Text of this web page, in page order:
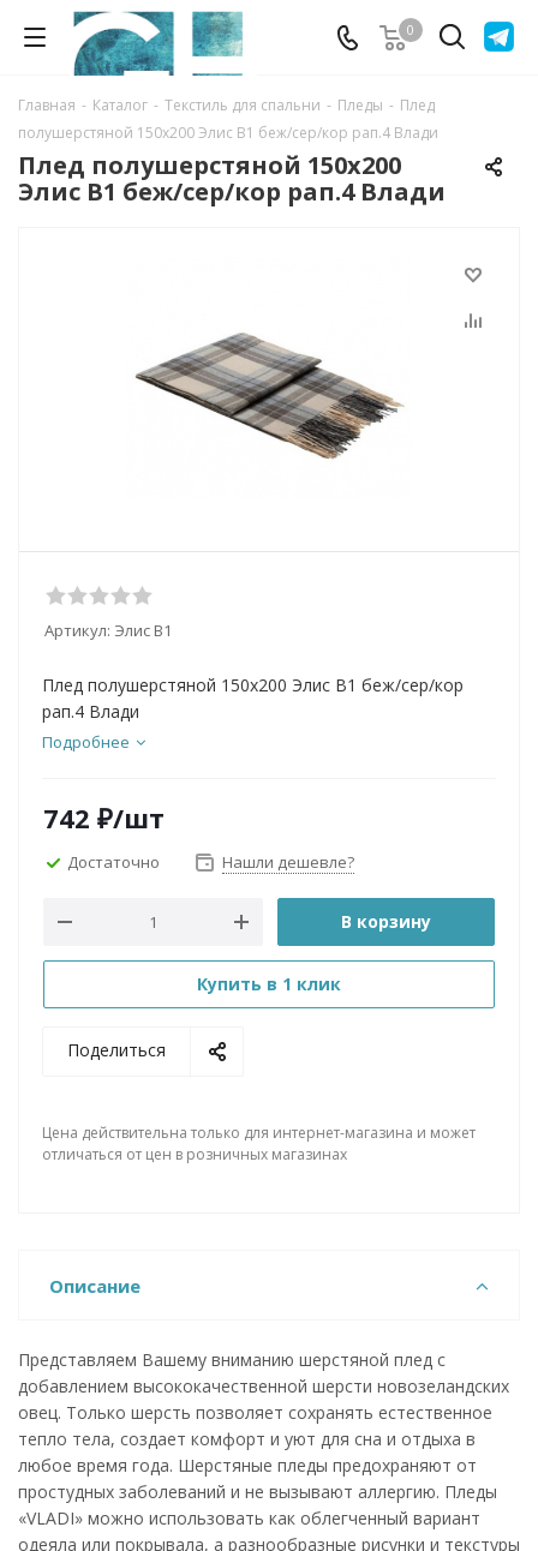
0
Главная - Каталог - Текстиль для спальни - Пледы - Плед
полушерстяной 150х200 Элис B1 беж/сер/кор рап.4 Влади
Плед полушерстяной 150х200
Элис B1 беж/сер/кор рап.4 Влади
Артикул: Элис В1
Плед полушерстяной 150х200 Элис B1 беж/сер/кор
рап.4 Влади
Подробнее
742 ₽/шт
Достаточно Нашли дешевле?
В корзину
Купить в 1 клик
Поделиться
Цена действительна только для интернет-магазина и может
отличаться от цен в розничных магазинах
Описание
Представляем Вашему вниманию шерстяной плед с
добавлением высококачественной шерсти новозеландских
овец. Только шерсть позволяет сохранять естественное
тепло тела, создает комфорт и уют для сна и отдыха в
любое время года. Шерстяные пледы предохраняют от
простудных заболеваний и не вызывают аллергию. Пледы
«VLADI» можно использовать как облегченный вариант
одеяла или покрывала, а разнообразные рисунки и текстуры